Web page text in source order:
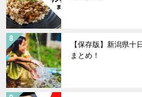
【保存版】新潟県十
まとめ！